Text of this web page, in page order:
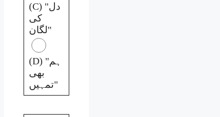
(C) "دل
کی
لگان"
(D) "ہم
بھی
تمہیں"